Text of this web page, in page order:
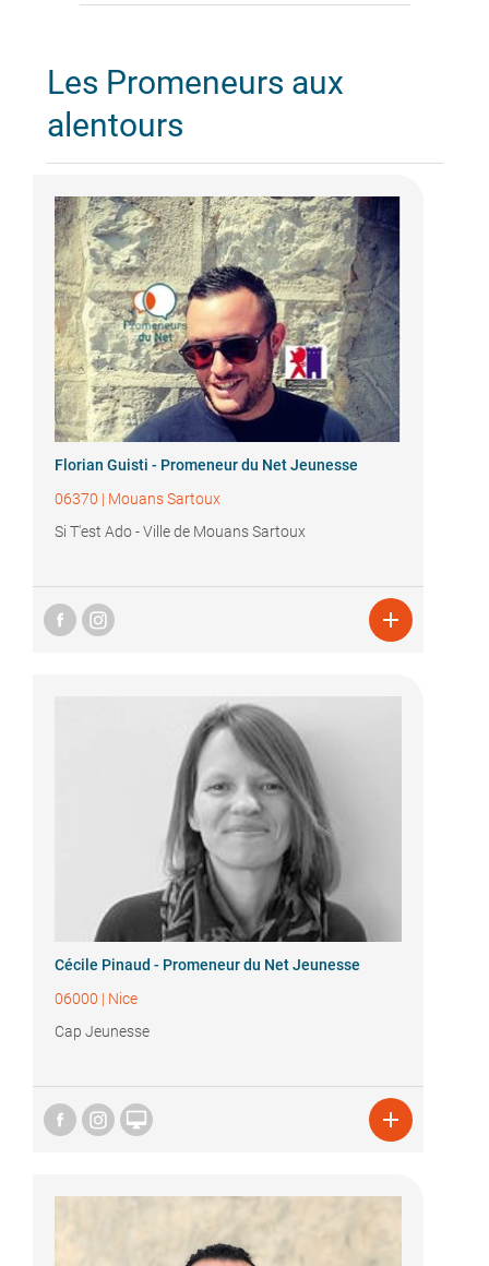
Les Promeneurs aux
alentours
Florian Guisti - Promeneur du Net Jeunesse
06370 | Mouans Sartoux
Si T'est Ado - Ville de Mouans Sartoux

Cécile Pinaud - Promeneur du Net Jeunesse
06000 | Nice
Cap Jeunesse
 